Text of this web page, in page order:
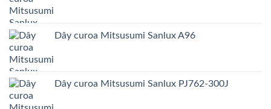
Dây curoa Mitsusumi Sanlux A96
Dây curoa Mitsusumi Sanlux PJ762-300J